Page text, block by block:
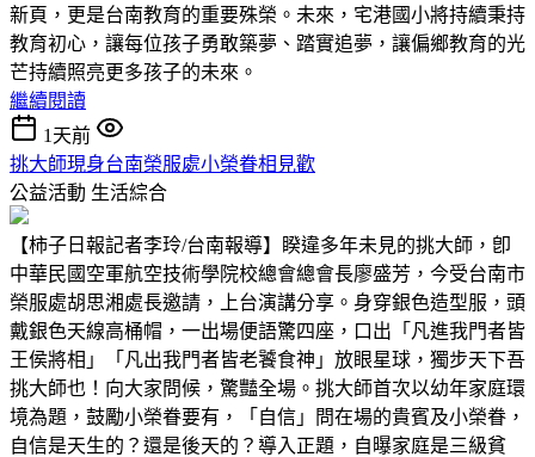
新頁，更是台南教育的重要殊榮。未來，宅港國小將持續秉持
教育初心，讓每位孩子勇敢築夢、踏實追夢，讓偏鄉教育的光
芒持續照亮更多孩子的未來。
繼續閱讀
1天前
挑大師現身台南榮服處小榮眷相見歡
公益活動 生活綜合
【柿子日報記者李玲/台南報導】睽違多年未見的挑大師，卽
中華民國空軍航空技術學院校總會總會長廖盛芳，今受台南市
榮服處胡思湘處長邀請，上台演講分享。身穿銀色造型服，頭
戴銀色天線高桶帽，一出場便語驚四座，口出「凡進我門者皆
王侯將相」「凡出我門者皆老饕食神」放眼星球，獨步天下吾
挑大師也！向大家問候，驚豔全場。挑大師首次以幼年家庭環
境為題，鼓勵小榮眷要有，「自信」問在場的貴賓及小榮眷，
自信是天生的？還是後天的？導入正題，自曝家庭是三級貧